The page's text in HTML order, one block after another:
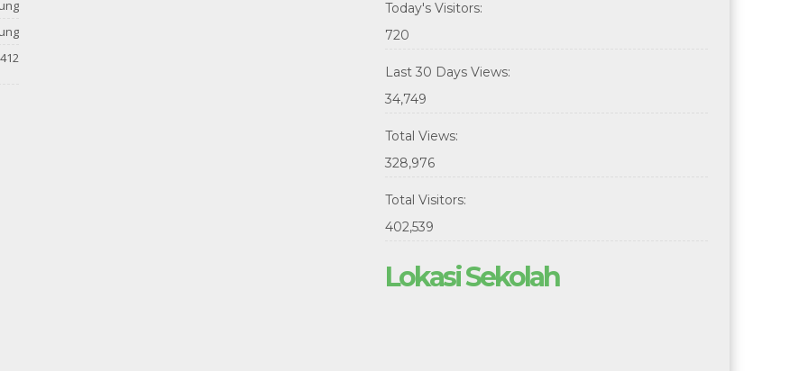
Today's Visitors:
720
Last 30 Days Views:
34,749
Total Views:
328,976
Total Visitors:
402,539
Lokasi Sekolah